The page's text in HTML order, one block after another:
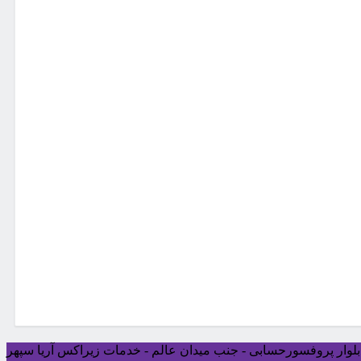
بلوار پروفسورحسابی - جنب میدان عالم - خدمات زیراکس آریا سپهر